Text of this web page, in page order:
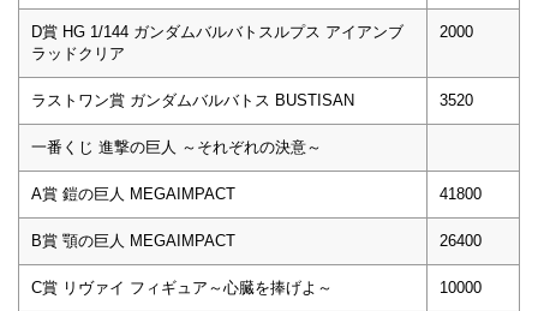
D賞 HG 1/144 ガンダムバルバトスルプス アイアンブ
ラッドクリア
2000
ラストワン賞 ガンダムバルバトス BUSTISAN 3520
一番くじ 進撃の巨人 ～それぞれの決意～
A賞 鎧の巨人 MEGAIMPACT 41800
B賞 顎の巨人 MEGAIMPACT 26400
C賞 リヴァイ フィギュア～心臓を捧げよ～ 10000